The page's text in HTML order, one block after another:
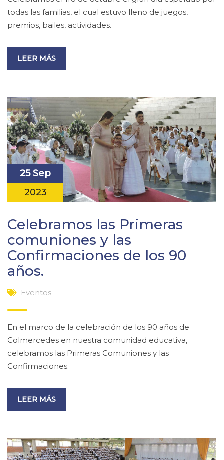
todas las familias, el cual estuvo lleno de juegos,
premios, bailes, actividades.
LEER MÁS
25 Sep
2023
Celebramos las Primeras
comuniones y las
Confirmaciones de los 90
años.
Eventos
En el marco de la celebración de los 90 años de
Colmercedes en nuestra comunidad educativa,
celebramos las Primeras Comuniones y las
Confirmaciones.
LEER MÁS